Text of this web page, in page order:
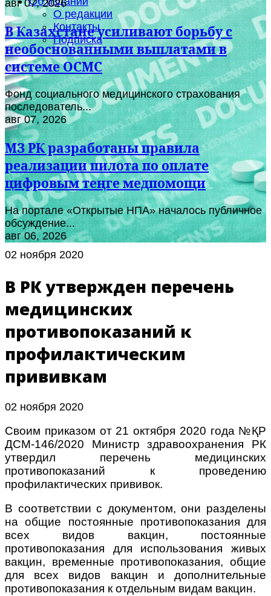
О редакции
Контакты
Подписка
авг 07, 2026
В Казахстане усиливают борьбу с
необоснованными выплатами в
системе ОСМС
Фонд социального медицинского страхования
последователь...
авг 07, 2026
МЗ РК разработаны правила
реализации пилота по оплате
цифровым теңге медпомощи
На портале «Открытые НПА» началось публичное
обсуждение...
авг 06, 2026
02 ноября 2020
В РК утвержден перечень
медицинских
противопоказаний к
профилактическим
прививкам
02 ноября 2020
Своим приказом от 21 октября 2020 года №ҚР
ДСМ-146/2020 Министр здравоохранения РК
утвердил перечень медицинских
противопоказаний к проведению
профилактических прививок.
В соответствии с документом, они разделены
на общие постоянные противопоказания для
всех видов вакцин, постоянные
противопоказания для использования живых
вакцин, временные противопоказания, общие
для всех видов вакцин и дополнительные
противопоказания к отдельным видам вакцин.